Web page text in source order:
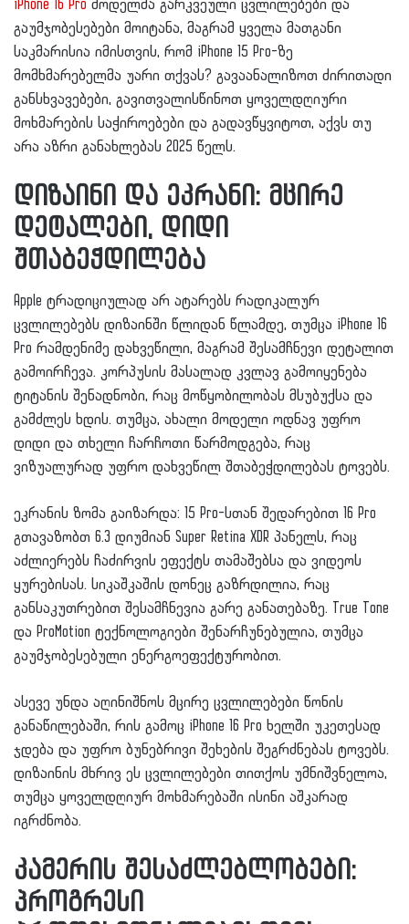
iPhone 16 Pro მოდელმა გარკვეული ცვლილებები და
გაუმჯობესებები მოიტანა, მაგრამ ყველა მათგანი
საკმარისია იმისთვის, რომ iPhone 15 Pro-ზე
მომხმარებელმა უარი თქვას? გავაანალიზოთ ძირითადი
განსხვავებები, გავითვალისწინოთ ყოველდღიური
მოხმარების საჭიროებები და გადავწყვიტოთ, აქვს თუ
არა აზრი განახლებას 2025 წელს.
დიზაინი და ეკრანი: მცირე
დეტალები, დიდი
შთაბეჭდილება
Apple ტრადიციულად არ ატარებს რადიკალურ
ცვლილებებს დიზაინში წლიდან წლამდე, თუმცა iPhone 16
Pro რამდენიმე დახვეწილი, მაგრამ შესამჩნევი დეტალით
გამოირჩევა. კორპუსის მასალად კვლავ გამოიყენება
ტიტანის შენადნობი, რაც მოწყობილობას მსუბუქსა და
გამძლეს ხდის. თუმცა, ახალი მოდელი ოდნავ უფრო
დიდი და თხელი ჩარჩოთი წარმოდგება, რაც
ვიზუალურად უფრო დახვეწილ შთაბეჭდილებას ტოვებს.
ეკრანის ზომა გაიზარდა: 15 Pro-სთან შედარებით 16 Pro
გთავაზობთ 6.3 დიუმიან Super Retina XDR პანელს, რაც
აძლიერებს ჩაძირვის ეფექტს თამაშებსა და ვიდეოს
ყურებისას. სიკაშკაშის დონეც გაზრდილია, რაც
განსაკუთრებით შესამჩნევია გარე განათებაზე. True Tone
და ProMotion ტექნოლოგიები შენარჩუნებულია, თუმცა
გაუმჯობესებული ენერგოეფექტურობით.
ასევე უნდა აღინიშნოს მცირე ცვლილებები წონის
განაწილებაში, რის გამოც iPhone 16 Pro ხელში უკეთესად
ჯდება და უფრო ბუნებრივი შეხების შეგრძნებას ტოვებს.
დიზაინის მხრივ ეს ცვლილებები თითქოს უმნიშვნელოა,
თუმცა ყოველდღიურ მოხმარებაში ისინი აშკარად
იგრძნობა.
კამერის შესაძლებლობები:
პროგრესი